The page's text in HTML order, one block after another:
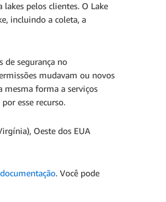
pelos clientes. O Lake
incluindo a coleta, a
de segurança no
mudavam ou novos
mesma forma a serviços
esse recurso.
Oeste dos EUA
documentação. Você pode